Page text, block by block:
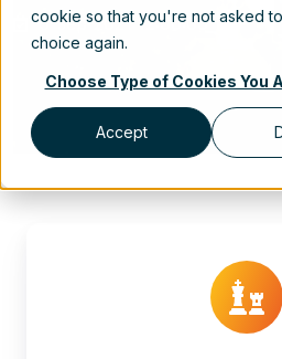
cookie so that you're not asked
choice again.
Choose Type of Cookies You
Accept
6-sep-2021 12:00:00